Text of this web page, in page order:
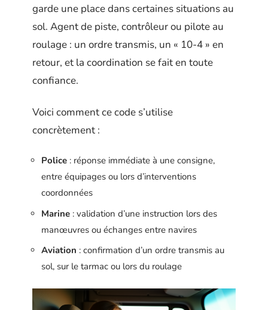
garde une place dans certaines situations au
sol. Agent de piste, contrôleur ou pilote au
roulage : un ordre transmis, un « 10-4 » en
retour, et la coordination se fait en toute
confiance.
Voici comment ce code s’utilise
concrètement :
Police : réponse immédiate à une consigne,
entre équipages ou lors d’interventions
coordonnées
Marine : validation d’une instruction lors des
manœuvres ou échanges entre navires
Aviation : confirmation d’un ordre transmis au
sol, sur le tarmac ou lors du roulage